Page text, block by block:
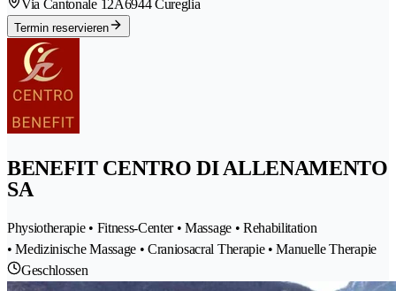
Via Cantonale 12A6944 Cureglia
Termin reservieren
BENEFIT CENTRO DI ALLENAMENTO
SA
Physiotherapie • Fitness-Center • Massage • Rehabilitation
• Medizinische Massage • Craniosacral Therapie • Manuelle Therapie
Geschlossen